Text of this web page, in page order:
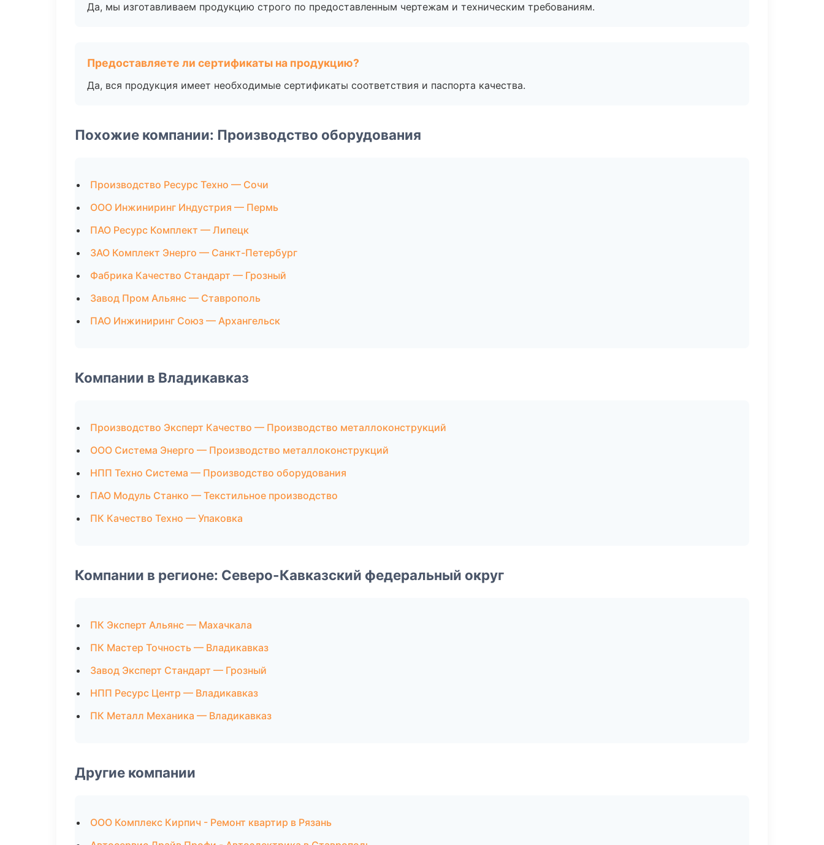
Да, мы изготавливаем продукцию строго по предоставленным чертежам и техническим требованиям.
Предоставляете ли сертификаты на продукцию?
Да, вся продукция имеет необходимые сертификаты соответствия и паспорта качества.
Похожие компании: Производство оборудования
Производство Ресурс Техно — Сочи
ООО Инжиниринг Индустрия — Пермь
ПАО Ресурс Комплект — Липецк
ЗАО Комплект Энерго — Санкт-Петербург
Фабрика Качество Стандарт — Грозный
Завод Пром Альянс — Ставрополь
ПАО Инжиниринг Союз — Архангельск
Компании в Владикавказ
Производство Эксперт Качество — Производство металлоконструкций
ООО Система Энерго — Производство металлоконструкций
НПП Техно Система — Производство оборудования
ПАО Модуль Станко — Текстильное производство
ПК Качество Техно — Упаковка
Компании в регионе: Северо-Кавказский федеральный округ
ПК Эксперт Альянс — Махачкала
ПК Мастер Точность — Владикавказ
Завод Эксперт Стандарт — Грозный
НПП Ресурс Центр — Владикавказ
ПК Металл Механика — Владикавказ
Другие компании
ООО Комплекс Кирпич - Ремонт квартир в Рязань